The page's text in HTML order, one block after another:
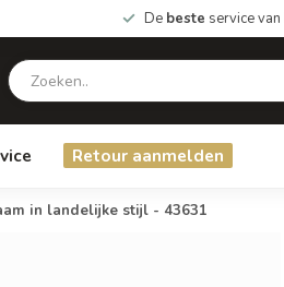
De beste service
Retour aanmelden
in landelijke stijl - 43631